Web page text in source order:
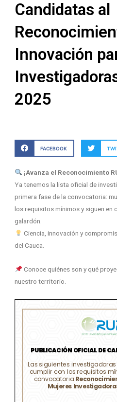
Candidatas al
Innovación
2025
FACEBOOK
¡Avanza el Reconocimiento
Ya tenemos la lista oficial de
primera fase de la convocatoria:
los requisitos mínimos y siguen en
galardón.
Ciencia, innovación y
del Cauca.
Conoce quiénes son y qué
nuestro territorio.